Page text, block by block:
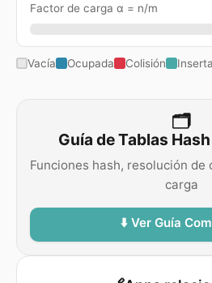
Factor de carga α = n/m
Vacía Ocupada Colisión
🗂️
Guía de Tablas
Funciones hash, resolución
carga
⬇️ Ver Guía